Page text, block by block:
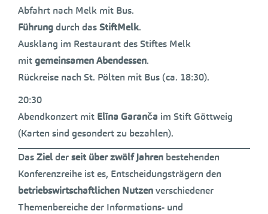
Abfahrt nach Melk mit Bus.
Führungdurch dasStiftMelk.
Ausklang im Restaurant des Stiftes Melk
mitgemeinsamen Abendessen.
Rückreise nach St. Pölten mit Bus (ca. 18:30).
20:30
Abendkonzert mit Elīna Garanča im Stift Göttweig
(Karten sind gesondert zu bezahlen).
DasZielderseit über zwölf Jahren bestehenden
Konferenzreihe ist es, Entscheidungsträgern den
betriebswirtschaftlichen Nutzenverschiedener
Themenbereiche der Informations- und